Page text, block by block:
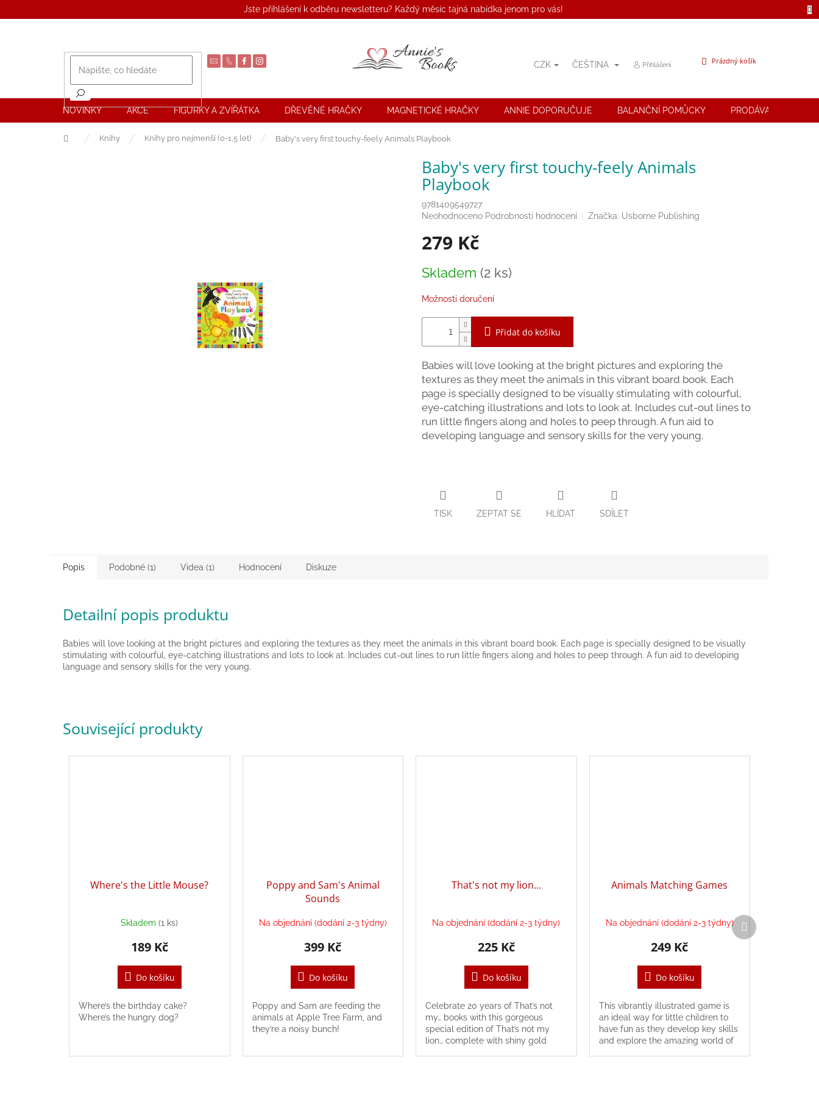
Jste přihlášení k odběru newsletteru? Každý měsíc tajná nabídka jenom pro vás!
CZK ČEŠTINA Přihlášení
NÁKUPNÍ
Prázdný košík
NOVINKY AKCE FIGURKY A ZVÍŘÁTKA DŘEVĚNÉ HRAČKY MAGNETICKÉ HRAČKY ANNIE DOPORUČUJE BALANČNÍ POMŮCKY PRODÁVANÉ ZNAČKY
Domů Knihy Knihy pro nejmenší (0-1,5 let) Baby's very first touchy-feely Animals Playbook
Baby's very first touchy-feely Animals
Playbook
9781409549727
Průměrné
produktu
je
z
hvězdiček.
Neohodnoceno Podrobnosti hodnocení Značka: Usborne Publishing
279 Kč
cena:
Skladem (2 ks)
Možnosti doručení
Přidat do košíku
Babies will love looking at the bright pictures and exploring the
textures as they meet the animals in this vibrant board book. Each
page is specially designed to be visually stimulating with colourful,
eye-catching illustrations and lots to look at. Includes cut-out lines to
run little fingers along and holes to peep through. A fun aid to
developing language and sensory skills for the very young.
TISK ZEPTAT SE HLÍDAT SDÍLET
Související produkty
Where's the Little Mouse?
Skladem(1 ks)
189 Kč
Do košíku
Where’s the birthday cake?
Where’s the hungry dog?
Poppy and Sam's Animal
Sounds
Na objednání (dodání 2-3 týdny)
399 Kč
Do košíku
Poppy and Sam are feeding the
animals at Apple Tree Farm, and
they’re a noisy bunch!
That's not my lion...
Na objednání (dodání 2-3 týdny)
225 Kč
Do košíku
Celebrate 20 years of That’s not
my… books with this gorgeous
special edition of That’s not my
lion… complete with shiny gold
Animals Matching Games
Na objednání (dodání 2-3 týdny)
249 Kč
Do košíku
This vibrantly illustrated game is
an ideal way for little children to
have fun as they develop key skills
and explore the amazing world of
Další
produkt
Popis Podobné (1) Videa (1) Hodnocení Diskuze
Detailní popis produktu
Babies will love looking at the bright pictures and exploring the textures as they meet the animals in this vibrant board book. Each page is specially designed to be visually
stimulating with colourful, eye-catching illustrations and lots to look at. Includes cut-out lines to run little fingers along and holes to peep through. A fun aid to developing
language and sensory skills for the very young.